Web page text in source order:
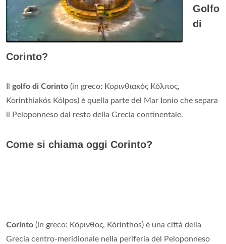
Golfo
di
Corinto?
golfo di Corinto (in greco: Κορινθιακός Κόλπος,
Korinthiakós Kólpos) è quella parte del Mar Ionio che separa
il Peloponneso dal resto della Grecia continentale.
Come si chiama oggi Corinto?
Corinto (in greco: Κόρινθος, Kòrinthos) è una città della
Grecia centro-meridionale nella periferia del Peloponneso